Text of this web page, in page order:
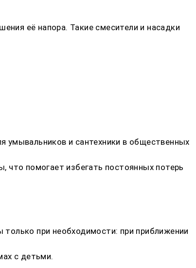
её напора. Такие смесители и насадки
и сантехники в общественных
что помогает избегать постоянных потерь
при необходимости: при приближении
с детьми.